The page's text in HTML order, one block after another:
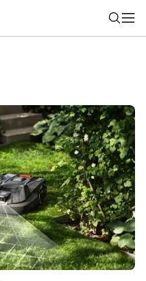
Tipy, triky, návody
vyhľadanie